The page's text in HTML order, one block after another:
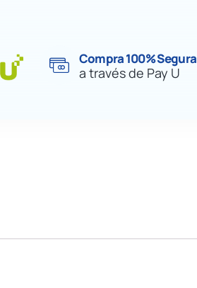
Compra 100% Segura
a través de Pay U